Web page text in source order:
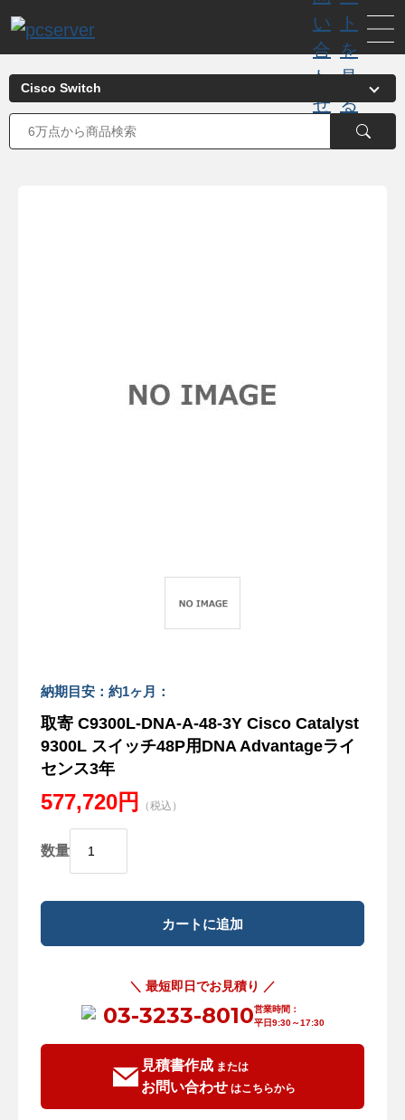
納期目安：約1ヶ月：
取寄 C9300L-DNA-A-48-3Y Cisco Catalyst
9300L スイッチ48P用DNA Advantageライ
センス3年
577,720円 （税込）
数量
＼ 最短即日でお見積り ／
03-3233-8010営業時間：
平日9:30～17:30
見積書作成または
お問い合わせはこちらから